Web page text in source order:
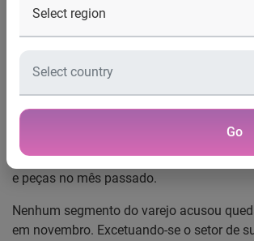
Go
Veículos, Motos e Peças puxaram o
do Comércio, o movimento dos
todo o país cresceu 1,5% em novembro,
devidos ajustes sazonais. O bom
no mês de novembro foi influenciado pela
movimento dos consumidores nas lojas
e peças no mês passado.
Nenhum segmento do varejo acusou
em novembro. Excetuando-se o setor de